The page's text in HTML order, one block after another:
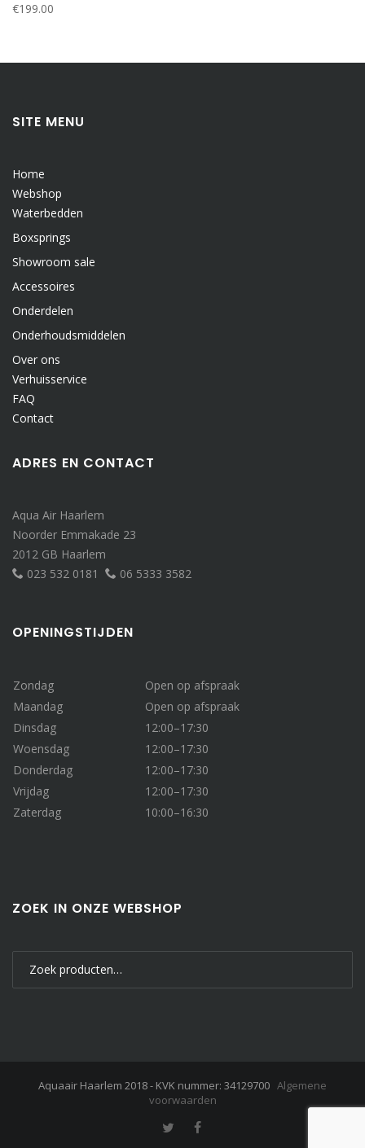
€199.00
SITE MENU
Home
Webshop
Waterbedden
Boxsprings
Showroom sale
Accessoires
Onderdelen
Onderhoudsmiddelen
Over ons
Verhuisservice
FAQ
Contact
ADRES EN CONTACT
Aqua Air Haarlem
Noorder Emmakade 23
2012 GB Haarlem
023 532 0181
06 5333 3582
OPENINGSTIJDEN
Zondag
Open op afspraak
Maandag
Open op afspraak
Dinsdag
12:00–17:30
Woensdag
12:00–17:30
Donderdag
12:00–17:30
Vrijdag
12:00–17:30
Zaterdag
10:00–16:30
ZOEK IN ONZE WEBSHOP
Aquaair Haarlem 2018 - KVK nummer: 34129700 Algemene
voorwaarden